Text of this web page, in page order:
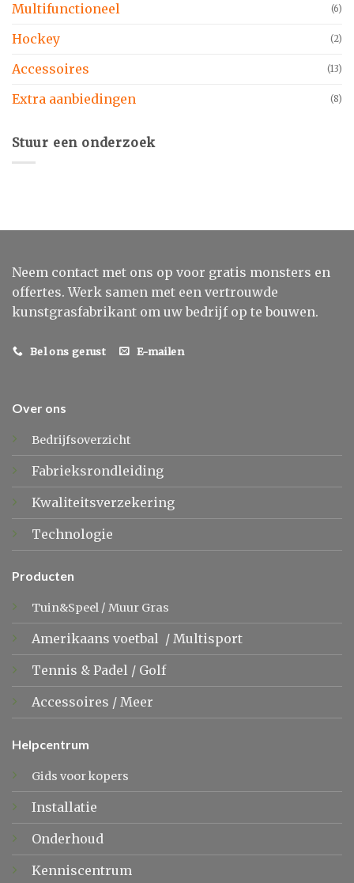
Multifunctioneel (6)
Hockey (2)
Accessoires (13)
Extra aanbiedingen (8)
Stuur een onderzoek
Neem contact met ons op voor gratis monsters en
offertes. Werk samen met een vertrouwde
kunstgrasfabrikant om uw bedrijf op te bouwen.
Bel ons gerust E-mailen
Over ons
Bedrijfsoverzicht
Fabrieksrondleiding
Kwaliteitsverzekering
Technologie
Producten
Tuin&Speel/ Muur Gras
Amerikaans voetbal / Multisport
Tennis & Padel / Golf
Accessoires / Meer
Helpcentrum
Gids voor kopers
Installatie
Onderhoud
Kenniscentrum